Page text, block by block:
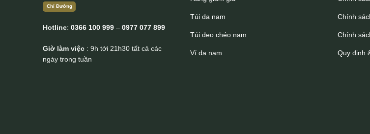
Chỉ Đường
Hotline: 0366 100 999 – 0977 077 899
Giờ làm việc : 9h tới 21h30 tất cả các
ngày trong tuần
Túi da nam
Túi đeo chéo nam
Ví da nam
Chính
Chính
Quy định